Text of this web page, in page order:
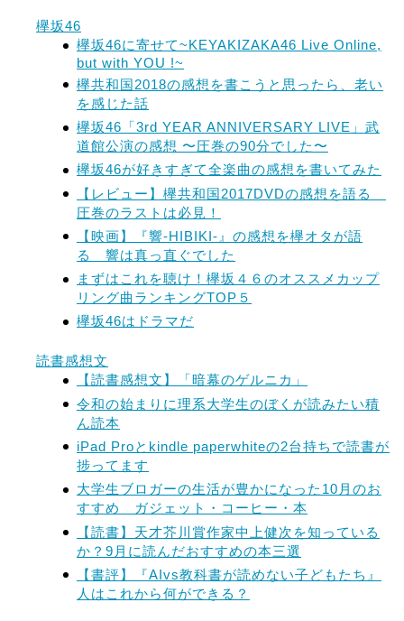
欅坂46
欅坂46に寄せて~KEYAKIZAKA46 Live Online,
but with YOU !~
欅共和国2018の感想を書こうと思ったら、老い
を感じた話
欅坂46「3rd YEAR ANNIVERSARY LIVE」武
道館公演の感想 〜圧巻の90分でした〜
欅坂46が好きすぎて全楽曲の感想を書いてみた
【レビュー】欅共和国2017DVDの感想を語る
圧巻のラストは必見！
【映画】『響-HIBIKI-』の感想を欅オタが語
る 響は真っ直ぐでした
まずはこれを聴け！欅坂４６のオススメカップ
リング曲ランキングTOP５
欅坂46はドラマだ
読書感想文
【読書感想文】「暗幕のゲルニカ」
令和の始まりに理系大学生のぼくが読みたい積
ん読本
iPad Proとkindle paperwhiteの2台持ちで読書が
捗ってます
大学生ブロガーの生活が豊かになった10月のお
すすめ ガジェット・コーヒー・本
【読書】天才芥川賞作家中上健次を知っている
か？9月に読んだおすすめの本三選
【書評】『AIvs教科書が読めない子どもたち』
人はこれから何ができる？